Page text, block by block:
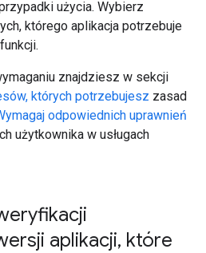
użycia. Wybierz
którego aplikacja potrzebuje
znajdziesz w sekcji
których potrzebujesz zasad
odpowiednich uprawnień
użytkownika w usługach
aplikacji, które